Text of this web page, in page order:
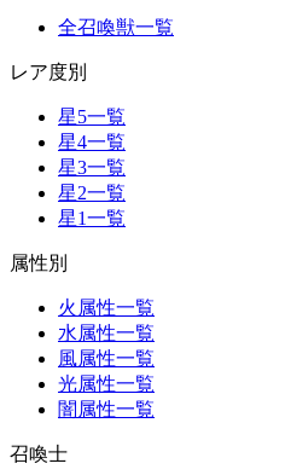
全召喚獣一覧
レア度別
星5一覧
星4一覧
星3一覧
星2一覧
星1一覧
属性別
火属性一覧
水属性一覧
風属性一覧
光属性一覧
闇属性一覧
召喚士